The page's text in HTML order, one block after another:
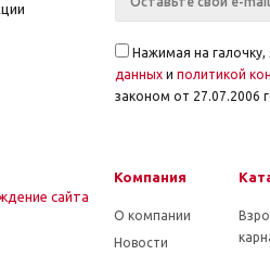
Нажимая на галочку,
данныхи политикой
законом от 27.07.2006
сайта
Компания
О компании
Новости